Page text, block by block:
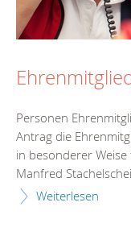
Personen
Antrag die
in besonderer
Manfred
Weiterlesen